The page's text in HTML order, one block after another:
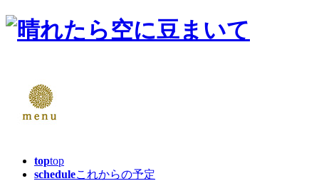
toptop
scheduleこれからの予定